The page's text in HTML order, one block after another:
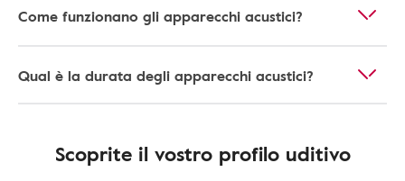
Come funzionano gli apparecchi acustici?
Qual è la durata degli apparecchi acustici?
Scoprite il vostro profilo uditivo